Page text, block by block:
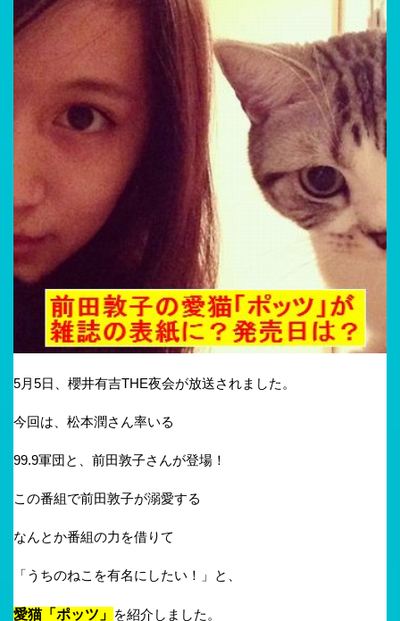
5月5日、櫻井有吉THE夜会が放送されました。
今回は、松本潤さん率いる
99.9軍団と、前田敦子さんが登場！
この番組で前田敦子が溺愛する
なんとか番組の力を借りて
「うちのねこを有名にしたい！」と、
愛猫「ポッツ」 を紹介しました。